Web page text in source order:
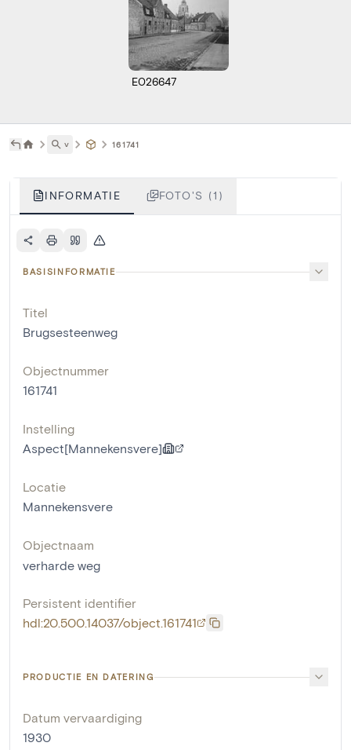
E026647
˅ 161741
INFORMATIE FOTO'S (1)
BASISINFORMATIE
Titel
Brugsesteenweg
Objectnummer
161741
Instelling
Aspect[Mannekensvere]
Locatie
Mannekensvere
Objectnaam
verharde weg
Persistent identifier
hdl:20.500.14037/object.161741
PRODUCTIE EN DATERING
Datum vervaardiging
1930